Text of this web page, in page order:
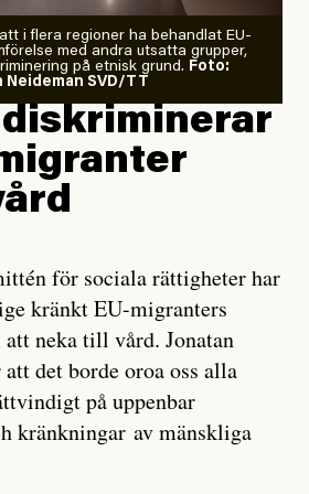
igen efter att ha
klimatmodellerna bedömer
El Niño-händelsen ska
är ett återkommande
när havsvattnet i delar av
varmt. Det påverkar vädret
och under
för att den här El Niñon
menar nu Zeke
El Niño inte bara med stor
bli den starkaste sedan
inleddes – den kan till och med
i flera regioner ha behandlat EU-
med andra utsatta grupper,
på etnisk grund. Foto:
Neideman SVD/TT
för sociala rättigheter har
kränkt EU-migranters
neka till vård. Jonatan
det borde oroa oss alla
på uppenbar
kränkningar av mänskliga